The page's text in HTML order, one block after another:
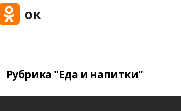
Рубрика "Еда и напитки"